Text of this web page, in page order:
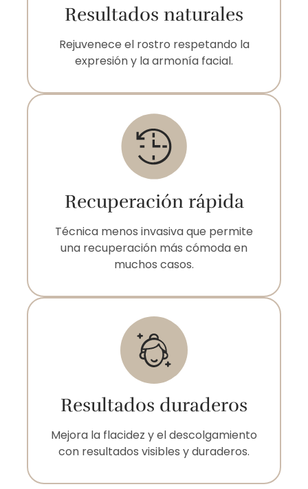
Resultados naturales
Rejuvenece el rostro respetando la
expresión y la armonía facial.
Recuperación rápida
Técnica menos invasiva que permite
una recuperación más cómoda en
muchos casos.
Resultados duraderos
Mejora la flacidez y el descolgamiento
con resultados visibles y duraderos.